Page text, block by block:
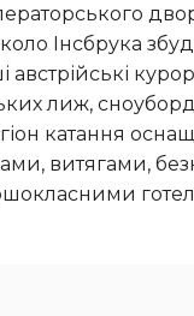
Інсбрука
австрійські
лиж,
катання
витягами,